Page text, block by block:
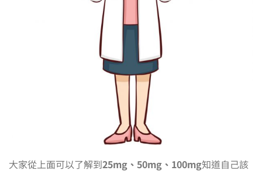
大家從上面可以了解到25mg、50mg、100mg知道自己該